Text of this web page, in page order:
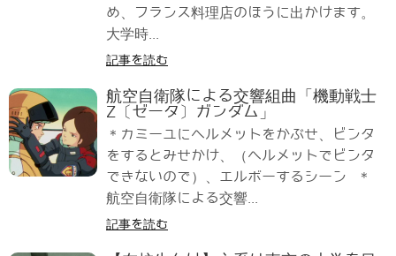
め、フランス料理店のほうに出かけます。
大学時...
記事を読む
航空自衛隊による交響組曲「機動戦士
Z〔ゼータ〕ガンダム」
＊カミーユにヘルメットをかぶせ、ビンタ
をするとみせかけ、（ヘルメットでビンタ
できないので）、エルボーするシーン ＊
航空自衛隊による交響...
記事を読む